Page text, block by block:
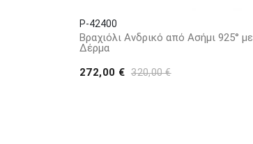
P-42400
Βραχιόλι Ανδρικό από Ασήμι 925° με
Δέρμα
272,00 € 320,00 €